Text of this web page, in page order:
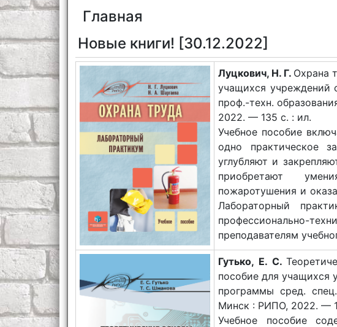
Главная
Новые книги! [30.12.2022]
Луцкович, Н. Г. Охрана
учащихся учреждений
проф.-техн.
2022. — 135 с. : ил.
Учебное пособие
одно практическое
углубляют и
приобретают
пожаротушения и
Лабораторный
профессионально-
преподавателям
Гутько, Е. С.
пособие для учащихся
программы сред.
Минск : РИПО, 2022. —
Учебное пособие